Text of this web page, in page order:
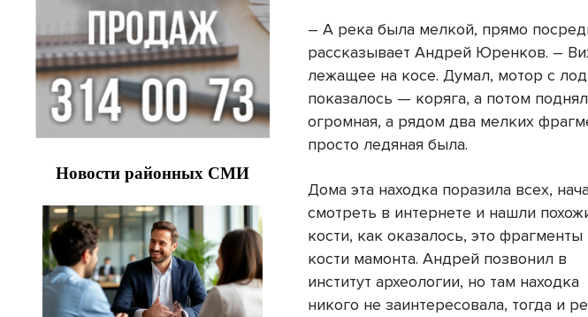
– А река была мелкой, прямо
рассказывает Андрей Юренков. –
лежащее на косе. Думал, мотор с
показалось — коряга, а потом
огромная, а рядом два мелких
просто ледяная была.
Дома эта находка поразила всех,
смотреть в интернете и нашли
кости, как оказалось, это фрагменты
кости мамонта. Андрей позвонил в
институт археологии, но там находка
никого не заинтересовала, тогда и